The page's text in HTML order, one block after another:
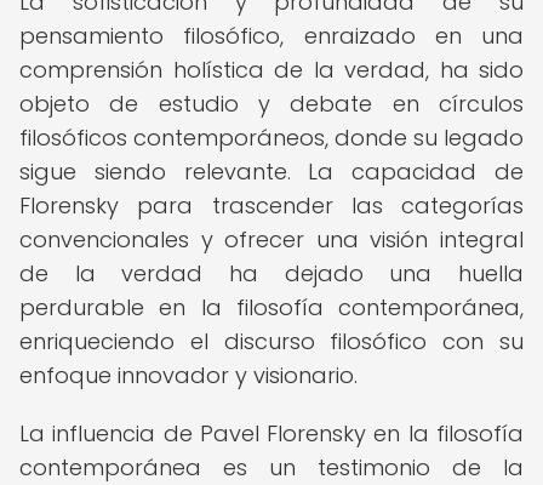
pensamiento filosófico, enraizado en una
comprensión holística de la verdad, ha sido
objeto de estudio y debate en círculos
filosóficos contemporáneos, donde su legado
sigue siendo relevante. La capacidad de
Florensky para trascender las categorías
convencionales y ofrecer una visión integral
de la verdad ha dejado una huella
perdurable en la filosofía contemporánea,
enriqueciendo el discurso filosófico con su
enfoque innovador y visionario.
La influencia de Pavel Florensky en la filosofía
contemporánea es un testimonio de la